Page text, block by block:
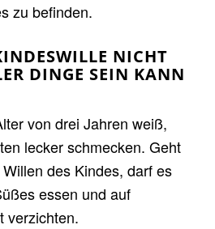
zu befinden.
NICHT
DINGE SEIN KANN U
von drei Jahren weiß,
lecker schmecken. Geht
des Kindes, darf es
essen und auf
verzichten.